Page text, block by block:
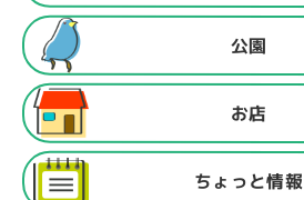
公園
お店
ちょっと情報